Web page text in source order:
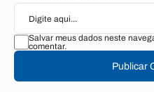
Salvar meus dados neste
comentar.
Publicar